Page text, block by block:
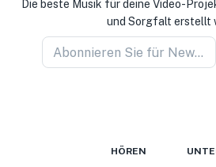
Die beste Musik für deine Video-
und Sorgfalt erstellt
Abonnieren Sie für Newseller
HÖREN